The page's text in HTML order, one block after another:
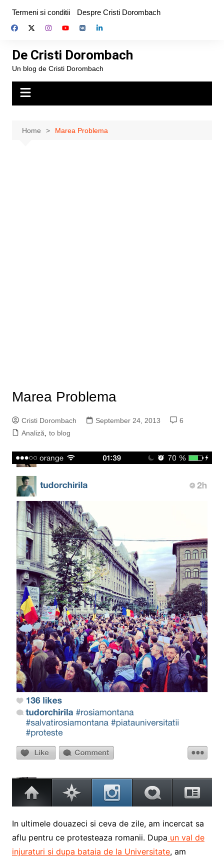
content
Termeni si conditii Despre Cristi Dorombach
De Cristi Dorombach
Un blog de Cristi Dorombach
Home Marea Problema
Marea Problema
Cristi Dorombach September 24, 2013
6
Analiză
to blog
In ultimele douazeci si ceva de zile, am incercat sa
aflu pentru ce protesteaza romanii. Dupa un val de
injuraturi si dupa bataia de la Universitate, am